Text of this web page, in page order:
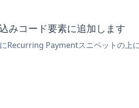
コード要素に追加します
Paymentスニペットの上